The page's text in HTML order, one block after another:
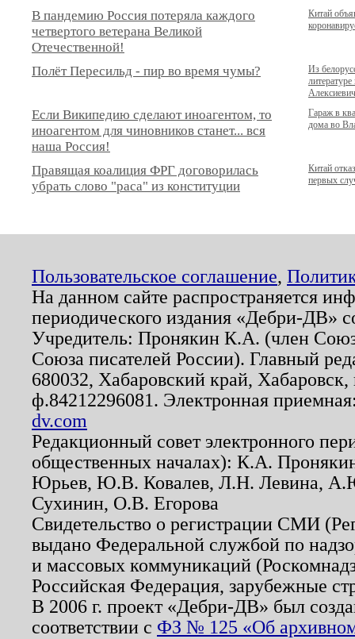
В пандемию Россия потеряла каждого
четвертого ветерана Великой
Отечественной!
Китай
Полёт Пересильд - пир во время чумы?
Из
Алексиевич
Если Википедию сделают иноагентом, то
иноагентом для чиновников станет... вся
наша Россия!
Гараж в
дома во
Правящая коалиция ФРГ договорилась
убрать слово "раса" из конституции
Китай
первых
Пользовательское соглашение,
На данном сайте распространяется
периодического издания «Дебри-ДВ»
Учредитель: Пронякин К.А. (член
Союза писателей России). Главный
680032, Хабаровский край,
ф.84212296081. Электронная
dv.com
Редакционный совет электронного
общественных началах): К.А.
Юрьев, Ю.В. Ковалев, Л.Н. Левина,
Сухинин, О.В. Егорова
Свидетельство о регистрации СМИ
выдано Федеральной службой по
и массовых коммуникаций
Российская Федерация, зарубежные
В 2006 г. проект «Дебри-ДВ» был
соответствии с ФЗ № 125 «Об